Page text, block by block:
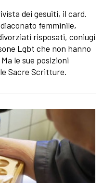
dei gesuiti, il card.
femminile,
risposati, coniugi
Lgbt che non hanno
le sue posizioni
Sacre Scritture.